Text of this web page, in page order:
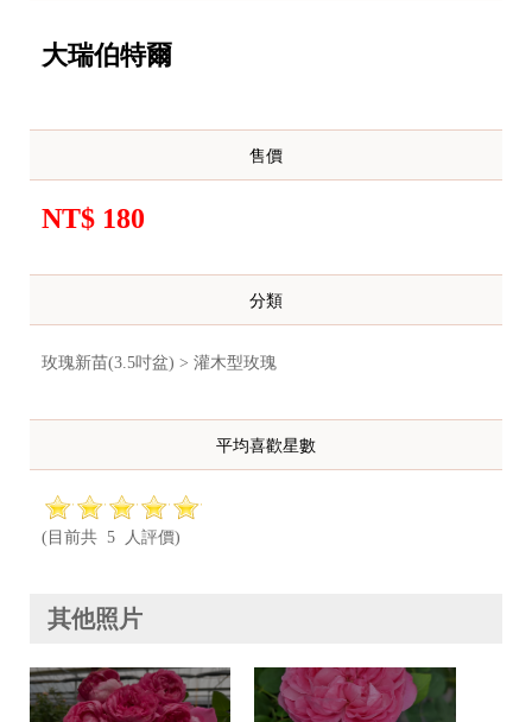
大瑞伯特爾
售價
NT$ 180
分類
玫瑰新苗(3.5吋盆) > 灌木型玫瑰
平均喜歡星數
(目前共 5 人評價)
其他照片